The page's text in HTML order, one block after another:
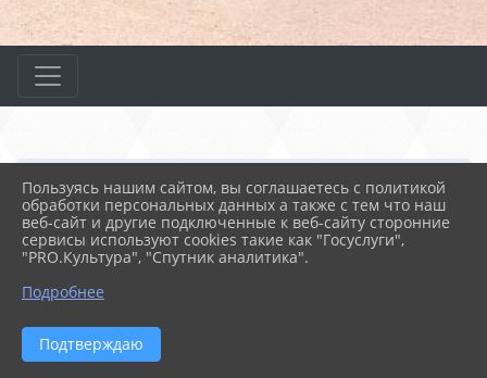
Главная МЕРОПРИЯТИЯ
Новости
Техническое черчение
07.04.2022 12:25
Пользуясь нашим сайтом, вы соглашаетесь с политикой
обработки персональных данных а также с тем что наш
веб-сайт и другие подключенные к веб-сайту сторонние
сервисы используют cookies такие как "Госуслуги",
"PRO.Культура", "Спутник аналитика".
Подробнее
Подтверждаю